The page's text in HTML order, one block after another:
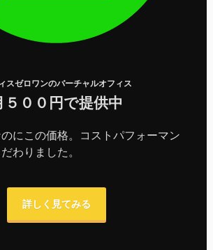
スゼロワンのバーチャルオフィス
５００円で提供中
にこの価格。コストパフォーマン
わりました。
詳しく見てみる